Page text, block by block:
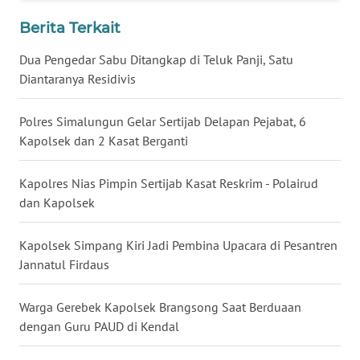
Berita Terkait
Dua Pengedar Sabu Ditangkap di Teluk Panji, Satu
Diantaranya Residivis
Polres Simalungun Gelar Sertijab Delapan Pejabat, 6
Kapolsek dan 2 Kasat Berganti
Kapolres Nias Pimpin Sertijab Kasat Reskrim - Polairud
dan Kapolsek
Kapolsek Simpang Kiri Jadi Pembina Upacara di Pesantren
Jannatul Firdaus
Warga Gerebek Kapolsek Brangsong Saat Berduaan
dengan Guru PAUD di Kendal
WN
WN
SUMBAR
WN
SUMSEL
WN
BENGKULU
WN
JATENG